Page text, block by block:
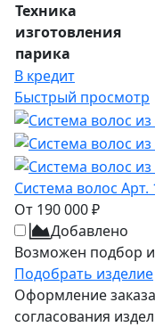
Техника
изготовления
парика
В кредит
Быстрый просмотр
Система волос Арт.
От 190 000 ₽
Добавлено
Возможен подбор
Подобрать изделие
Оформление
согласования